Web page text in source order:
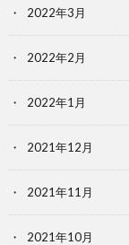
2022年3月
2022年2月
2022年1月
2021年12月
2021年11月
2021年10月